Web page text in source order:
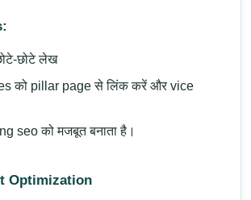
छोटे लेख
को pillar page से लिंक करें और vice
seo को मजबूत बनाता है।
Optimization